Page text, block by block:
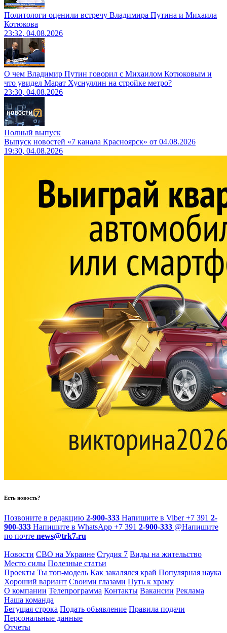
Политологи оценили встречу Владимира Путина и Михаила
Котюкова
23:32, 04.08.2026
О чем Владимир Путин говорил с Михаилом Котюковым и
что увидел Марат Хуснуллин на стройке метро?
23:30, 04.08.2026
Полный выпуск
Выпуск новостей «7 канала Красноярск» от 04.08.2026
19:30, 04.08.2026
Есть новость?
Позвоните в редакцию 2-900-333 Напишите в Viber +7 391 2-
900-333 Напишите в WhatsApp +7 391 2-900-333 @Напишите
по почте news@trk7.ru
Новости СВО на Украине Студия 7 Виды на жительство
Место силы Полезные статьи
Проекты Ты топ-модель Как закалялся край Популярная наука
Хороший вариант Своими глазами Путь к храму
О компании Телепрограмма Контакты Вакансии Реклама
Наша команда
Бегущая строка Подать объявление Правила подачи
Персональные данные
Отчеты